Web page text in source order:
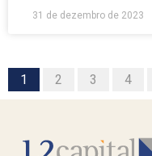
31 de dezembro de 2023
1 2 3 4